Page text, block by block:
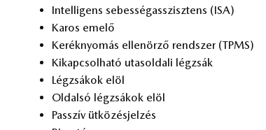
In­tel­li­gens se­bes­ség­asszisz­tens (ISA)
Ka­ros eme­lő
Ke­rék­nyo­más el­le­nör­ző rend­szer (TPMS)
Ki­kap­csol­ha­tó utas­ol­da­li lég­zsák
Lég­zsá­kok elöl
Ol­dal­só lég­zsá­kok elöl
Passzív üt­kö­zés­jel­zés